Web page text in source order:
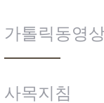
가톨릭동영
사목지침